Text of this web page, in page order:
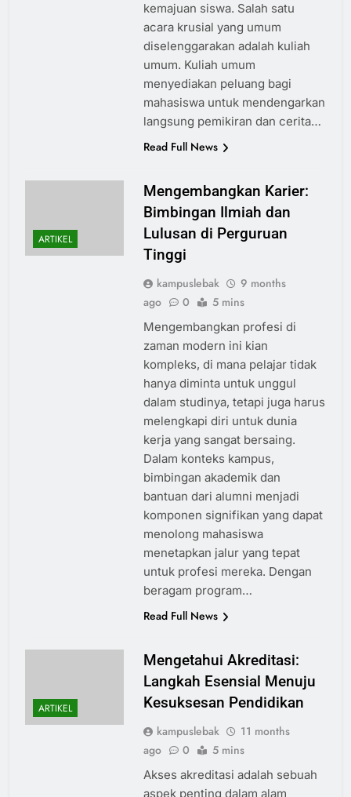
kemajuan siswa. Salah satu
acara krusial yang umum
diselenggarakan adalah kuliah
umum. Kuliah umum
menyediakan peluang bagi
mahasiswa untuk mendengarkan
langsung pemikiran dan cerita…
Read Full News
ARTIKEL
Mengembangkan Karier:
Bimbingan Ilmiah dan
Lulusan di Perguruan
Tinggi
kampuslebak
9 months
ago
0 5 mins
Mengembangkan profesi di
zaman modern ini kian
kompleks, di mana pelajar tidak
hanya diminta untuk unggul
dalam studinya, tetapi juga harus
melengkapi diri untuk dunia
kerja yang sangat bersaing.
Dalam konteks kampus,
bimbingan akademik dan
bantuan dari alumni menjadi
komponen signifikan yang dapat
menolong mahasiswa
menetapkan jalur yang tepat
untuk profesi mereka. Dengan
beragam program…
Read Full News
ARTIKEL
Mengetahui Akreditasi:
Langkah Esensial Menuju
Kesuksesan Pendidikan
kampuslebak
11 months
ago
0 5 mins
Akses akreditasi adalah sebuah
aspek penting dalam alam